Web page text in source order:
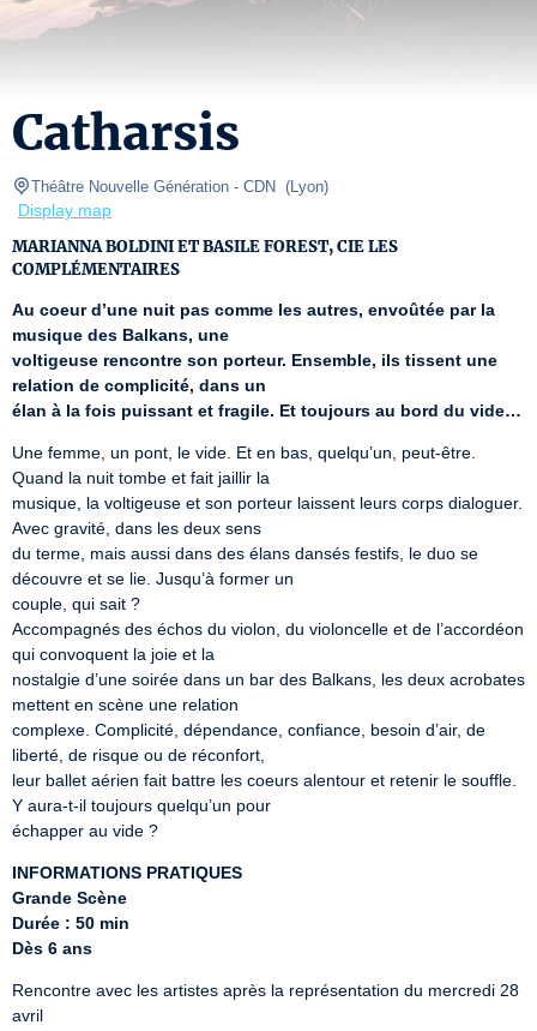
Catharsis
Théâtre Nouvelle Génération - CDN (Lyon)
Display map
MARIANNA BOLDINI ET BASILE FOREST, CIE LES
COMPLÉMENTAIRES
Au coeur d’une nuit pas comme les autres, envoûtée par la
musique des Balkans, une
voltigeuse rencontre son porteur. Ensemble, ils tissent une
relation de complicité, dans un
élan à la fois puissant et fragile. Et toujours au bord du vide…
Une femme, un pont, le vide. Et en bas, quelqu’un, peut-être.
Quand la nuit tombe et fait jaillir la
musique, la voltigeuse et son porteur laissent leurs corps dialoguer.
Avec gravité, dans les deux sens
du terme, mais aussi dans des élans dansés festifs, le duo se
découvre et se lie. Jusqu’à former un
couple, qui sait ?
Accompagnés des échos du violon, du violoncelle et de l’accordéon
qui convoquent la joie et la
nostalgie d’une soirée dans un bar des Balkans, les deux acrobates
mettent en scène une relation
complexe. Complicité, dépendance, confiance, besoin d’air, de
liberté, de risque ou de réconfort,
leur ballet aérien fait battre les coeurs alentour et retenir le souffle.
Y aura-t-il toujours quelqu’un pour
échapper au vide ?
INFORMATIONS PRATIQUES
Grande Scène
Durée : 50 min
Dès 6 ans
Rencontre avec les artistes après la représentation du mercredi 28
avril